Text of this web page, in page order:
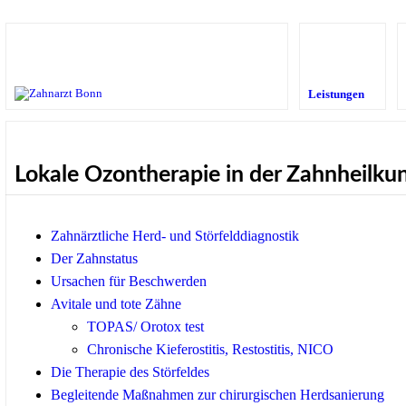
Leistungen
Lokale Ozontherapie in der
Zahnärztliche Herd- und Störfelddiagnostik
Der Zahnstatus
Ursachen für Beschwerden
Avitale und tote Zähne
TOPAS/ Orotox test
Chronische Kieferostitis, Restostitis, NICO
Die Therapie des Störfeldes
Begleitende Maßnahmen zur chirurgischen Herdsanierung